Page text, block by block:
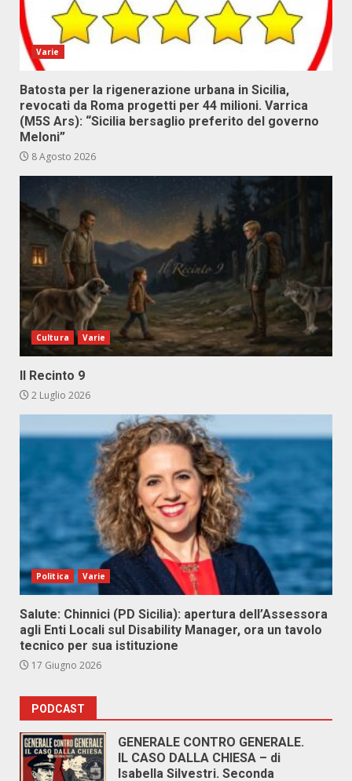
Varie
Batosta per la rigenerazione urbana in Sicilia,
revocati da Roma progetti per 44 milioni. Varrica
(M5S Ars): “Sicilia bersaglio preferito del governo
Meloni”
8 Agosto 2026
Cultura Varie
Il Recinto 9
2 Luglio 2026
Politica Varie
Salute: Chinnici (PD Sicilia): apertura dell’Assessora
agli Enti Locali sul Disability Manager, ora un tavolo
tecnico per sua istituzione
17 Giugno 2026
PODCAST
GENERALE CONTRO GENERALE.
IL CASO DALLA CHIESA – di
Isabella Silvestri. Seconda